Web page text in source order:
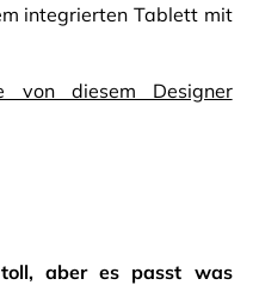
integrierten Tablett mit
von diesem Designer
aber es passt was